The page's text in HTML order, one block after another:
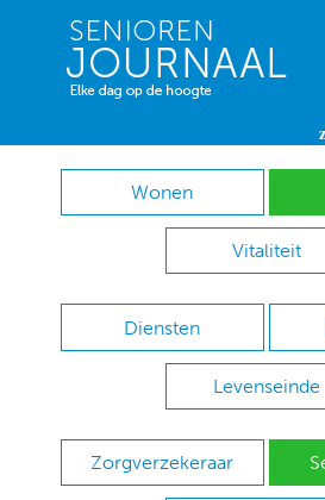
Wonen
Vitaliteit
Diensten
Levenseinde
Zorgverzekeraar